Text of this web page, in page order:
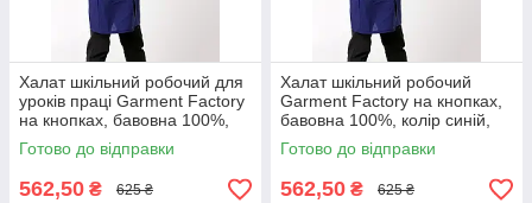
Халат шкільний робочий для
уроків праці Garment Factory
на кнопках, бавовна 100%,
колір синій, 46 розмір | Халат
на працю
Готово до відправки
562,50 ₴ 625 ₴
Халат шкільний робочий
Garment Factory на кнопках,
бавовна 100%, колір синій,
40 розмір | Халат для труда
Готово до відправки
562,50 ₴ 625 ₴